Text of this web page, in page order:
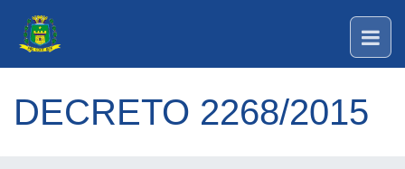
DECRETO 2268/2015